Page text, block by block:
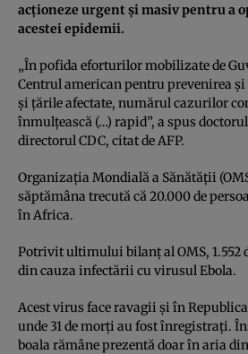
acţioneze urgent şi masiv pentru a
acestei epidemii.
„În pofida eforturilor mobilizate de
Centrul american pentru prevenirea
şi ţările afectate, numărul cazurilor
înmulţească (…) rapid”, a spus
directorul CDC, citat de AFP.
Organizaţia Mondială a Sănătăţii
săptămâna trecută că 20.000 de
în Africa.
Potrivit ultimului bilanţ al OMS, 1.552
din cauza infectării cu virusul Ebola.
Acest virus face ravagii şi în
unde 31 de morţi au fost înregistraţi.
boala rămâne prezentă doar în aria